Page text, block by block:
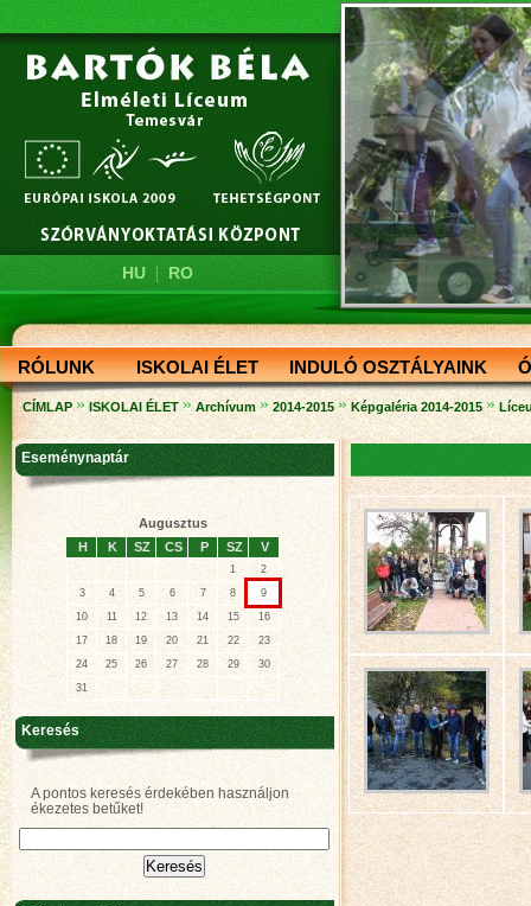
HU| RO
RÓLUNK ISKOLAI ÉLET INDULÓ OSZTÁLYAINK
CÍMLAP » ISKOLAI ÉLET » Archívum » 2014-2015 » Képgaléria 2014-2015 »
Eseménynaptár
Augusztus
H
K SZ CS P SZ V
1
2
3
4 5 6 7 8
9
10
11 12 13 14 15
16
17
18 19 20 21 22
23
24
25 26 27 28 29
30
31
Keresés
A pontos keresés érdekében használjon
ékezetes betűket!